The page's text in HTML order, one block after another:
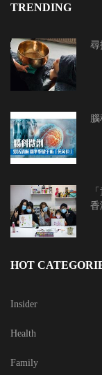
TRENDING
尋
香
HOT
Insider
Health
Family